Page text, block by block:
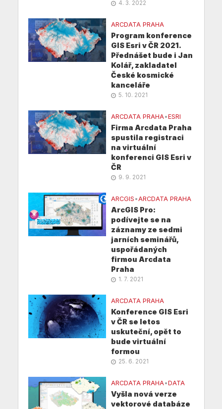
4. 3. 2022
ARCDATA PRAHA
Program konference
GIS Esri v ČR 2021.
Přednášet bude i Jan
Kolář, zakladatel
České kosmické
kanceláře
5. 10. 2021
ARCDATA PRAHA•ESRI
Firma Arcdata Praha
spustila registraci
na virtuální
konferenci GIS Esri v
ČR
9. 9. 2021
ARCGIS •ARCDATA PRAHA
ArcGIS Pro:
podívejte se na
záznamy ze sedmi
jarních seminářů,
uspořádaných
firmou Arcdata
Praha
1. 7. 2021
ARCDATA PRAHA
Konference GIS Esri
v ČR se letos
uskuteční, opět to
bude virtuální
formou
25. 6. 2021
ARCDATA PRAHA•DATA
Vyšla nová verze
vektorové databáze